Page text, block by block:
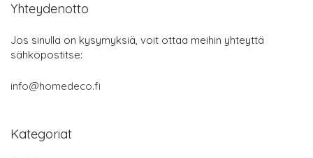
Yhteydenotto
Jos sinulla on kysymyksiä, voit ottaa meihin yhteyttä
sähköpostitse:
info@homedeco.fi
Kategoriat